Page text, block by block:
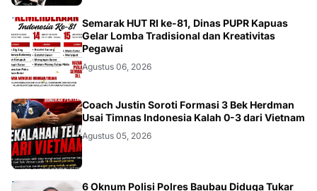
DAERAH
Semarak HUT RI ke-81, Dinas PUPR Kapuas
Gelar Lomba Tradisional dan Kreativitas
Pegawai
Agustus 06, 2026
JAKARTA
Coach Justin Soroti Formasi 3 Bek Herdman
Usai Timnas Indonesia Kalah 0-3 dari Vietnam
Agustus 05, 2026
6 Oknum Polisi Polres Baubau Diduga Tukar